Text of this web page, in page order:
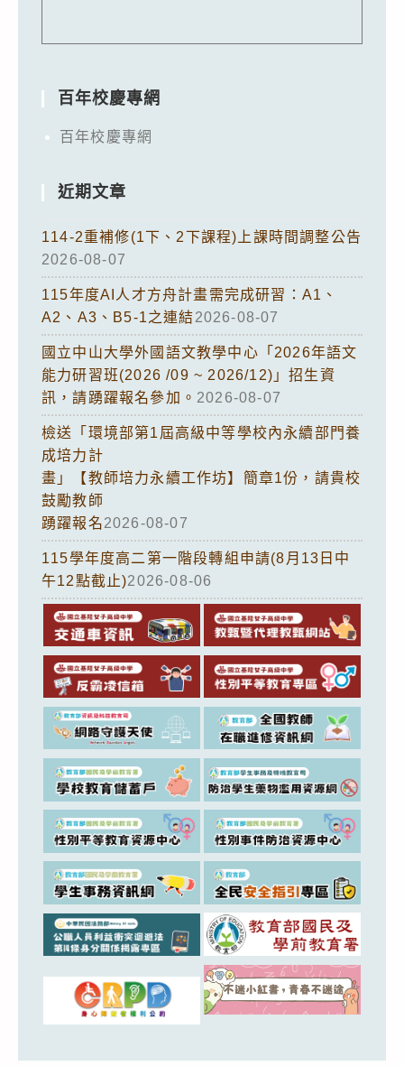
百年校慶專網
百年校慶專網
近期文章
114-2重補修(1下、2下課程)上課時間調整公告
2026-08-07
115年度AI人才方舟計畫需完成研習：A1、
A2、A3、B5-1之連結2026-08-07
國立中山大學外國語文教學中心「2026年語文
能力研習班(2026 /09 ~ 2026/12)」招生資
訊，請踴躍報名參加。 2026-08-07
檢送「環境部第1屆高級中等學校內永續部門養
成培力計
畫」【教師培力永續工作坊】簡章1份，請貴校
鼓勵教師
踴躍報名2026-08-07
115學年度高二第一階段轉組申請(8月13日中
午12點截止)2026-08-06